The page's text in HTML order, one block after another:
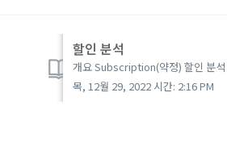
할인 분석
목, 12월 29, 2022 시간: 2:16 PM